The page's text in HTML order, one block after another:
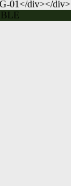
01</div></div>